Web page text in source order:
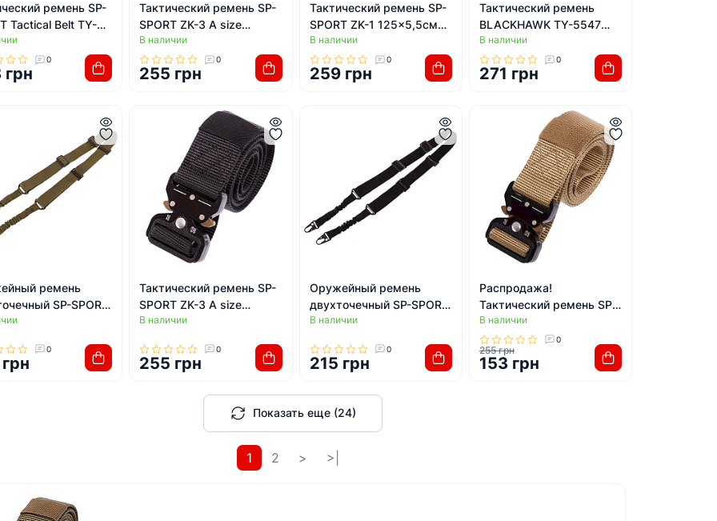
ремень SP-
Tactical Belt TY-
0
Тактический ремень SP-
SPORT ZK-3 A size
125x4см (Оливковый)
В наличии
0
255 грн
Тактический ремень SP-
SPORT ZK-1 125x5,5см
(Оливковый)
В наличии
0
259 грн
Тактический ремень
BLACKHAWK TY-5547
125x3,5см (Черный)
В наличии
0
271 грн
ремень
SP-SPORT
0
Тактический ремень SP-
SPORT ZK-3 A size
125x4см (Черный)
В наличии
0
255 грн
Оружейный ремень
двухточечный SP-SPORT
ZK-4 (Черный)
В наличии
0
215 грн
Распродажа!
Тактический ремень SP-
SPORT ZK-3 A size
125x4см (Хаки)
В наличии
0
255 грн
153 грн
Показать еще (24)
1 2 > >|